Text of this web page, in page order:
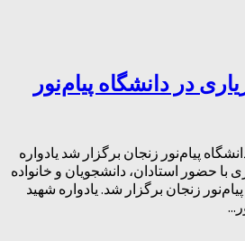
در دانشگاه پیام‌نور
پیام‌نور زنجان برگزار شد یادواره
با حضور استادان، دانشجویان و خانواده
زنجان برگزار شد. یادواره شهید